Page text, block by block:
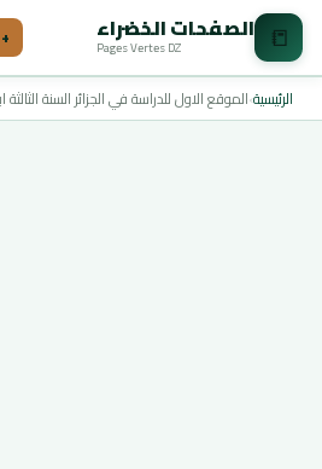
📒 الصفحات الخضراء
Pages Vertes DZ
الرئيسية›الموقع الاول للدراسة في الجزائر السنة الثالثة